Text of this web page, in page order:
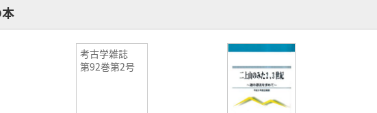
考古学雑誌
第92巻第2号